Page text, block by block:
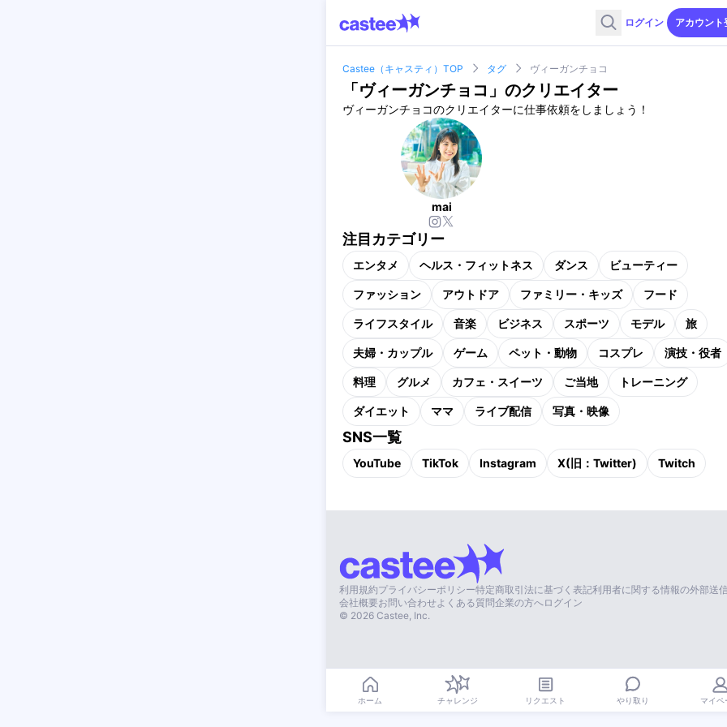
ログイン アカウント
Castee（キャスティ）TOP タグ ヴィーガンチョコ
「ヴィーガンチョコ 」のクリエイター
ヴィーガンチョコのクリエイターに仕事依頼をしましょう！
mai
注目カテゴリー
エンタメ ヘルス・フィットネス ダンス ビューティー
ファッション アウトドア ファミリー・キッズ フード
ライフスタイル 音楽 ビジネス スポーツ モデル 旅
夫婦・カップル ゲーム ペット・動物 コスプレ 演技・役者
料理 グルメ カフェ・スイーツ ご当地 トレーニング
ダイエット ママ ライブ配信 写真・映像
SNS一覧
YouTube TikTok Instagram X(旧：Twitter) Twitch
利用規約プライバシーポリシー特定商取引法に基づく表記利用者に関する情報の外部送
会社概要お問い合わせ よくある質問企業の方へログイン
© 2026 Castee, Inc.
ホーム チャレンジ リクエスト やり取り マイペ